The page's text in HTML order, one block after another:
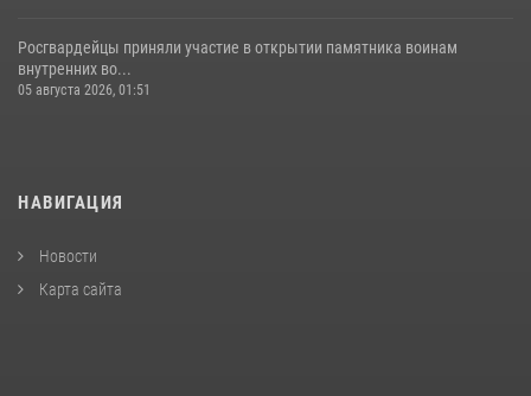
Росгвардейцы приняли участие в открытии памятника воинам
внутренних во...
05 августа 2026, 01:51
НАВИГАЦИЯ
Новости
Карта сайта